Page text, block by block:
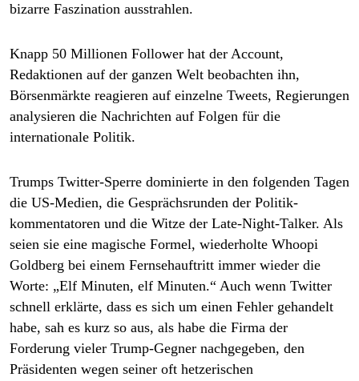
bizarre Faszination ausstrahlen.
Knapp 50 Millionen Follower hat der Account,
Redaktionen auf der ganzen Welt beobachten ihn,
Börsenmärkte reagieren auf einzelne Tweets, Regierungen
analysieren die Nachrichten auf Folgen für die
internationale Politik.
Trumps Twitter-Sperre dominierte in den folgenden Tagen
die US-Medien, die Gesprächsrunden der Politik­
kommentatoren und die Witze der Late-Night-Talker. Als
seien sie eine magische Formel, wiederholte Whoopi
Goldberg bei einem Fernsehauftritt immer wieder die
Worte: „Elf Minuten, elf Minuten.“ Auch wenn Twitter
schnell erklärte, dass es sich um einen Fehler gehandelt
habe, sah es kurz so aus, als habe die Firma der
Forderung vieler Trump-Gegner nachgegeben, den
Präsidenten wegen seiner oft hetzerischen